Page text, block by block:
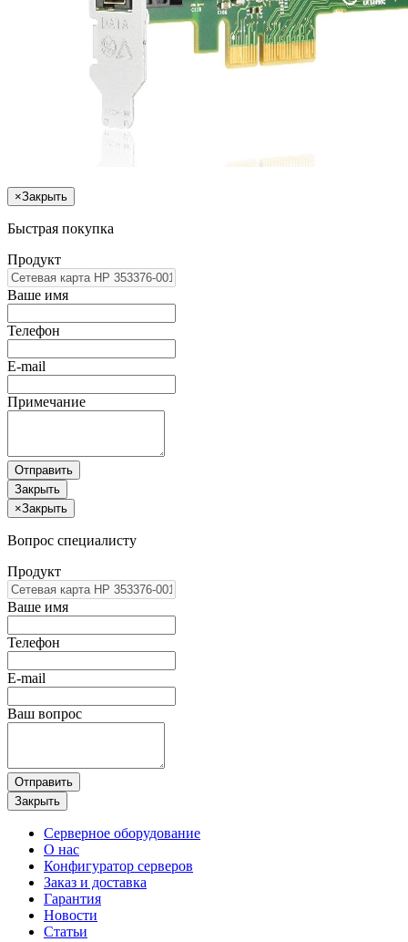
×Закрыть
Быстрая покупка
Продукт
Ваше имя
Телефон
E-mail
Примечание
Отправить
Закрыть
×Закрыть
Вопрос специалисту
Продукт
Ваше имя
Телефон
E-mail
Ваш вопрос
Отправить
Закрыть
Серверное оборудование
О нас
Конфигуратор серверов
Заказ и доставка
Гарантия
Новости
Статьи